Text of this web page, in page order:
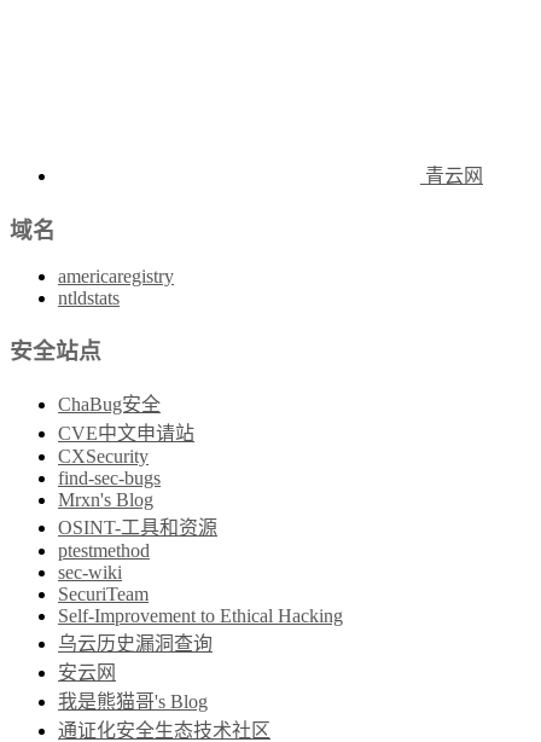
青云网
域名
americaregistry
ntldstats
安全站点
ChaBug安全
CVE中文申请站
CXSecurity
find-sec-bugs
Mrxn's Blog
OSINT-工具和资源
ptestmethod
sec-wiki
SecuriTeam
Self-Improvement to Ethical Hacking
乌云历史漏洞查询
安云网
我是熊猫哥's Blog
通证化安全生态技术社区